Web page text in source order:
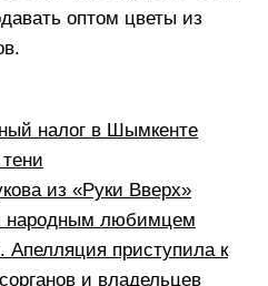
оптом цветы из
налог в Шымкенте
из «Руки Вверх»
народным любимцем
приступила к
и владельцев